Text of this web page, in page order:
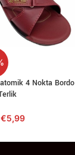
4 Nokta Bordo
€5,99